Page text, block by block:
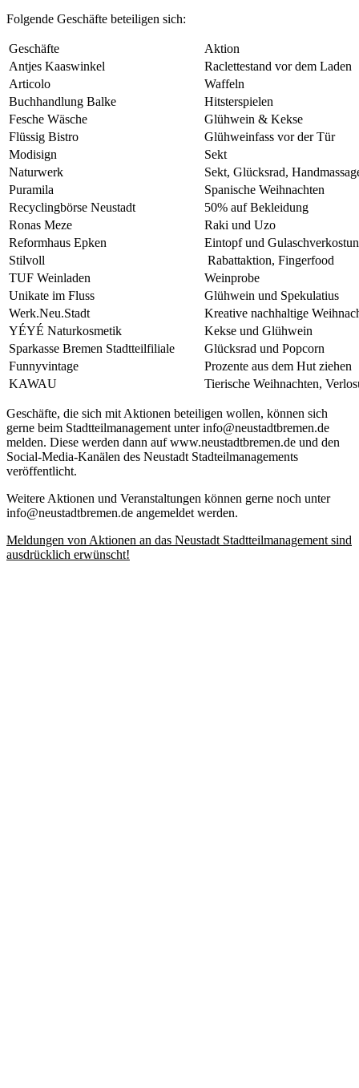
Folgende Geschäfte beteiligen sich:
Geschäfte
Aktion
Antjes Kaaswinkel
Raclettestand vor dem Laden
Articolo
Waffeln
Buchhandlung Balke
Hitsterspielen
Fesche Wäsche
Glühwein & Kekse
Flüssig Bistro
Glühweinfass vor der Tür
Modisign
Sekt
Naturwerk
Sekt, Glücksrad,
Puramila
Spanische Weihnachten
Recyclingbörse Neustadt
50% auf Bekleidung
Ronas Meze
Raki und Uzo
Reformhaus Epken
Eintopf und
Stilvoll
Rabattaktion, Fingerfood
TUF Weinladen
Weinprobe
Unikate im Fluss
Glühwein und Spekulatius
Werk.Neu.Stadt
Kreative nachhaltige
YÉYÉ Naturkosmetik
Kekse und Glühwein
Sparkasse Bremen Stadtteilfiliale
Glücksrad und Popcorn
Funnyvintage
Prozente aus dem Hut ziehen
KAWAU
Tierische Weihnachten,
Geschäfte, die sich mit Aktionen beteiligen wollen, können sich
gerne beim Stadtteilmanagement unter info@neustadtbremen.de
melden. Diese werden dann auf www.neustadtbremen.de und den
Social-Media-Kanälen des Neustadt Stadteilmanagements
veröffentlicht.
Weitere Aktionen und Veranstaltungen können gerne noch unter
info@neustadtbremen.de angemeldet werden.
Meldungen von Aktionen an das Neustadt Stadtteilmanagement sind
ausdrücklich erwünscht!